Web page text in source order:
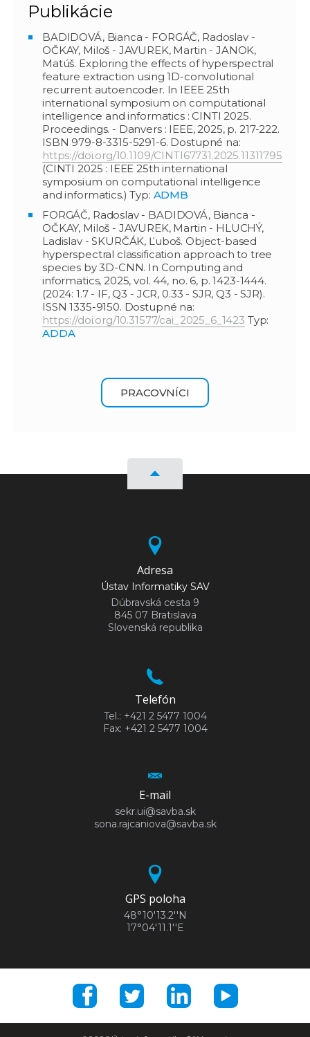
Publikácie
BADIDOVÁ, Bianca - FORGÁČ, Radoslav -
OČKAY, Miloš - JAVUREK, Martin - JANOK,
Matúš. Exploring the effects of hyperspectral
feature extraction using 1D-convolutional
recurrent autoencoder. In IEEE 25th
international symposium on computational
intelligence and informatics : CINTI 2025.
Proceedings. - Danvers : IEEE, 2025, p. 217-222.
ISBN 979-8-3315-5291-6. Dostupné na:
https://doi.org/10.1109/CINTI67731.2025.11311795
(CINTI 2025 : IEEE 25th international
symposium on computational intelligence
and informatics.) Typ: ADMB
FORGÁČ, Radoslav - BADIDOVÁ, Bianca -
OČKAY, Miloš - JAVUREK, Martin - HLUCHÝ,
Ladislav - SKURČÁK, Ľuboš. Object-based
hyperspectral classification approach to tree
species by 3D-CNN. In Computing and
informatics, 2025, vol. 44, no. 6, p. 1423-1444.
(2024: 1.7 - IF, Q3 - JCR, 0.33 - SJR, Q3 - SJR).
ISSN 1335-9150. Dostupné na:
https://doi.org/10.31577/cai_2025_6_1423 Typ:
ADDA
PRACOVNÍCI
Adresa
Ústav Informatiky SAV
Dúbravská cesta 9
845 07 Bratislava
Slovenská republika
Telefón
Tel.: +421 2 5477 1004
Fax: +421 2 5477 1004
E-mail
sekr.ui@savba.sk
sona.rajcaniova@savba.sk
GPS poloha
48°10'13.2''N
17°04'11.1''E